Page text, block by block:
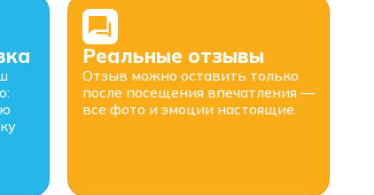
Реальные отзывы
Отзыв можно оставить только
после посещения впечатления —
все фото и эмоции настоящие.